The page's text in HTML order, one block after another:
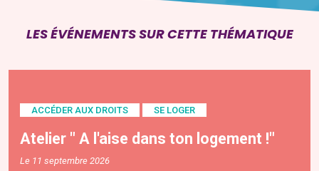
LES ÉVÉNEMENTS SUR CETTE THÉMATIQUE
ACCÉDER AUX DROITS SE LOGER
Atelier " A l'aise dans ton logement !"
Le 11 septembre 2026